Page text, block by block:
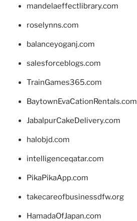
mandelaeffectlibrary.com
roselynns.com
balanceyoganj.com
salesforceblogs.com
TrainGames365.com
BaytownEvaCationRentals.com
JabalpurCakeDelivery.com
halobjd.com
intelligenceqatar.com
PikaPikaApp.com
takecareofbusinessdfw.org
HamadaOfJapan.com